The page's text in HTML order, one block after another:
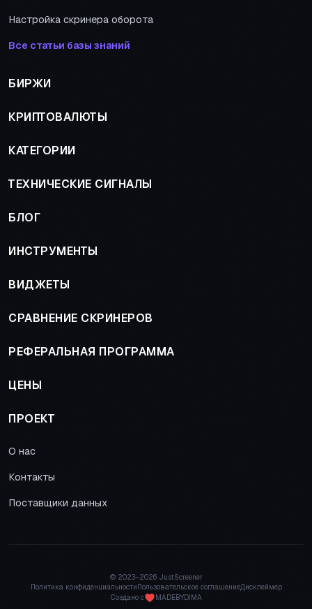
Настройка скринера оборота
Все статьи базы знаний
БИРЖИ
КРИПТОВАЛЮТЫ
КАТЕГОРИИ
ТЕХНИЧЕСКИЕ СИГНАЛЫ
БЛОГ
ИНСТРУМЕНТЫ
ВИДЖЕТЫ
СРАВНЕНИЕ СКРИНЕРОВ
РЕФЕРАЛЬНАЯ ПРОГРАММА
ЦЕНЫ
ПРОЕКТ
О нас
Контакты
Поставщики данных
© 2023–2026 JustScreener
Политика конфиденциальности Пользовательское соглашениеДисклеймер
Создано с
MADEBYDIMA